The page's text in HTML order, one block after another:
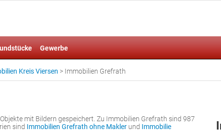
Gewerbe
Kreis Viersen > Immobilien Grefrath
mit Bildern gespeichert. Zu Immobilien Grefrath sind 987
sind Immobilien Grefrath ohne Makler und Immobilie